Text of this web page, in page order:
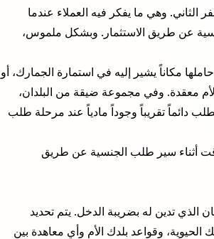
الثاني. وهي ما يفكر فيه العملاء عندما
عن طريق الاستثمار . وبشكل ملموس،
مكاناً يشير إليه في استمارة الجمارك، أو
معقدة. وفي مجموعة ضيقة من البلدان،
دائماً تقريباً وجوداً مادياً عند مرحلة طلب
أثناء سير طلب الجنسية عن طريق
الذي تدين له بضريبة الدخل. يتم تحديد
وقواعد بلدك الأم وأي معاهدة بين